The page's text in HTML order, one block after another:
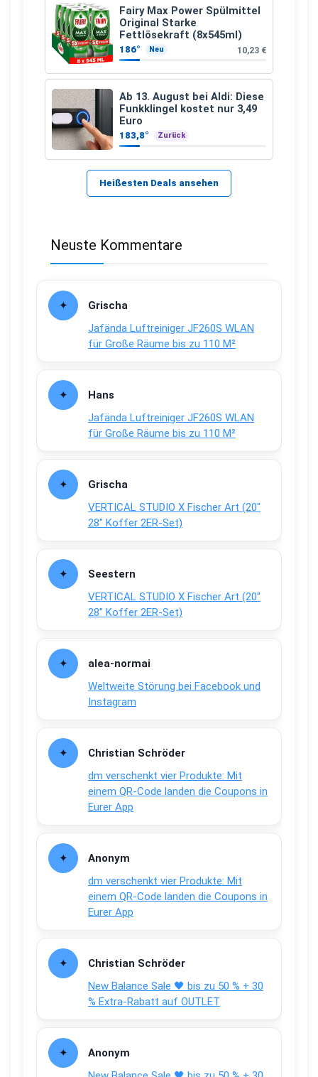
Fairy Max Power Spülmittel
Original Starke
Fettlösekraft (8x545ml)
186° Neu 10,23 €
Ab 13. August bei Aldi: Diese
Funkklingel kostet nur 3,49
Euro
183,8° Zurück
Heißesten Deals ansehen
Neuste Kommentare
Grischa
Jafända Luftreiniger JF260S WLAN
für Große Räume bis zu 110 M²
Hans
Jafända Luftreiniger JF260S WLAN
für Große Räume bis zu 110 M²
Grischa
VERTICAL STUDIO X Fischer Art (20″
28″ Koffer 2ER-Set)
Seestern
VERTICAL STUDIO X Fischer Art (20″
28″ Koffer 2ER-Set)
alea-normai
Weltweite Störung bei Facebook und
Instagram
Christian Schröder
dm verschenkt vier Produkte: Mit
einem QR-Code landen die Coupons in
Eurer App
Anonym
dm verschenkt vier Produkte: Mit
einem QR-Code landen die Coupons in
Eurer App
Christian Schröder
New Balance Sale 🖤 bis zu 50 % + 30
% Extra-Rabatt auf OUTLET
Anonym